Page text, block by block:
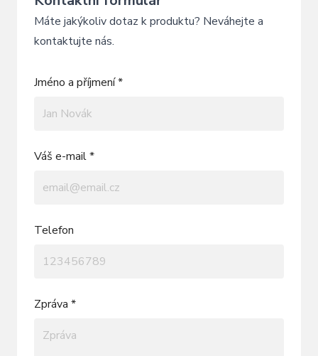
Máte jakýkoliv dotaz k produktu? Neváhejte a
kontaktujte nás.
Jméno a příjmení *
Váš e-mail *
Telefon
Zpráva *